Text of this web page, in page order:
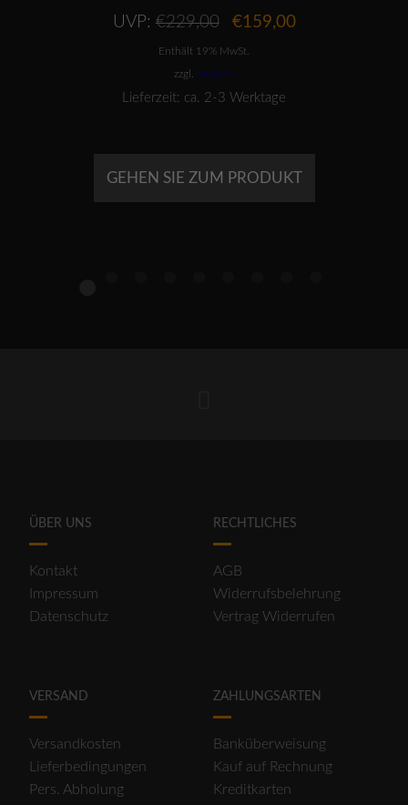
UVP: €229,00
Ursprünglicher
war:
€229,00
€159,00Aktueller
Enthält 19% MwSt.
zzgl. Versand
Lieferzeit: ca. 2-3 Werktage
GEHEN SIE ZUM PRODUKT
ÜBER UNS
Kontakt
Impressum
Datenschutz
RECHTLICHES
AGB
Widerrufsbelehrung
Vertrag Widerrufen
VERSAND
Versandkosten
Lieferbedingungen
Pers. Abholung
ZAHLUNGSARTEN
Banküberweisung
Kauf auf Rechnung
Kreditkarten